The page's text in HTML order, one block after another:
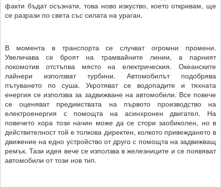
факти бъдат осъзнати, това ново изкуство, което откривам, ще
се разрази по света със силата на ураган.
В момента в транспорта се случват огромни промени.
Увеличава се броят на трамвайните линии, а парният
локомотив отстъпва място на електрическия. Океанските
лайнери използват турбини. Автомобилът подобрява
пътуването по суша. Укротяват се водопадите и тяхната
енергия се използва за задвижване на автомобили. Все повече
се оценяват предимствата на първото производство на
електроенергия с помощта на асинхронен двигател. На
повечето хора този начин може да се стори заобиколен, но в
действителност той е толкова директен, колкото привеждането в
движение на едно устройство от друго с помощта на задвижващ
ремък. Тази идея вече се използва в железниците и се появяват
автомобили от този нов тип.